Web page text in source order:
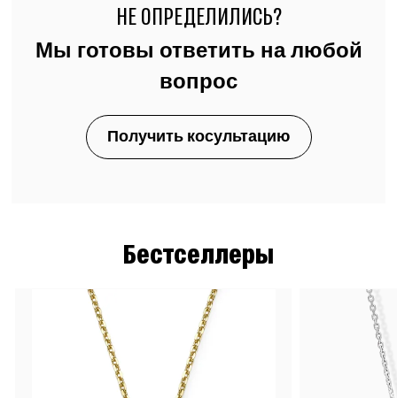
Бестселлеры
НЕ ОПРЕДЕЛИЛИСЬ?
Мы готовы ответить на любой
вопрос
Получить косультацию